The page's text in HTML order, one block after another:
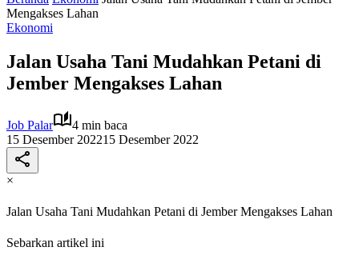
Mengakses Lahan
Ekonomi
Jalan Usaha Tani Mudahkan Petani di
Jember Mengakses Lahan
Job Palar
4 min baca
15 Desember 202215 Desember 2022
×
Jalan Usaha Tani Mudahkan Petani di Jember Mengakses Lahan
Sebarkan artikel ini